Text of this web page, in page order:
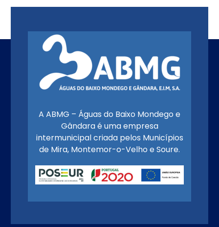
A ABMG – Águas do Baixo Mondego e
Gândara é uma empresa
intermunicipal criada pelos Municípios
de Mira, Montemor-o-Velho e Soure.